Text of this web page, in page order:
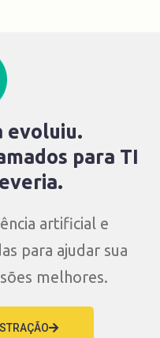
evoluiu.
para TI
artificial e
para ajudar sua
melhores.